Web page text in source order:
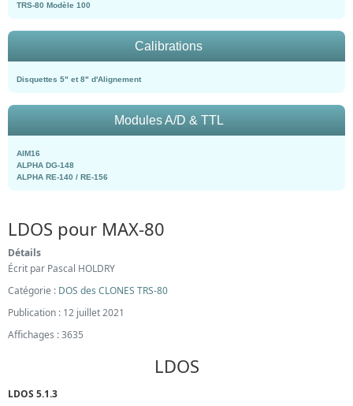
TRS-80 Modèle 100
Calibrations
Disquettes 5" et 8" d'Alignement
Modules A/D & TTL
AIM16
ALPHA DG-148
ALPHA RE-140 / RE-156
LDOS pour MAX-80
Détails
Écrit par Pascal HOLDRY
Catégorie : DOS des CLONES TRS-80
Publication : 12 juillet 2021
Affichages : 3635
LDOS
LDOS 5.1.3